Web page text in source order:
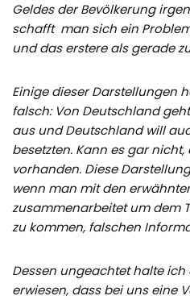
Geldes der Bevölkerung
schafft man sich ein
und das erstere als gerade
Einige dieser Darstellungen
falsch: Von Deutschland
aus und Deutschland will
besetzten. Kann es gar
vorhanden. Diese
wenn man mit den
zusammenarbeitet um dem
zu kommen, falschen
Dessen ungeachtet halte ich
erwiesen, dass bei uns eine